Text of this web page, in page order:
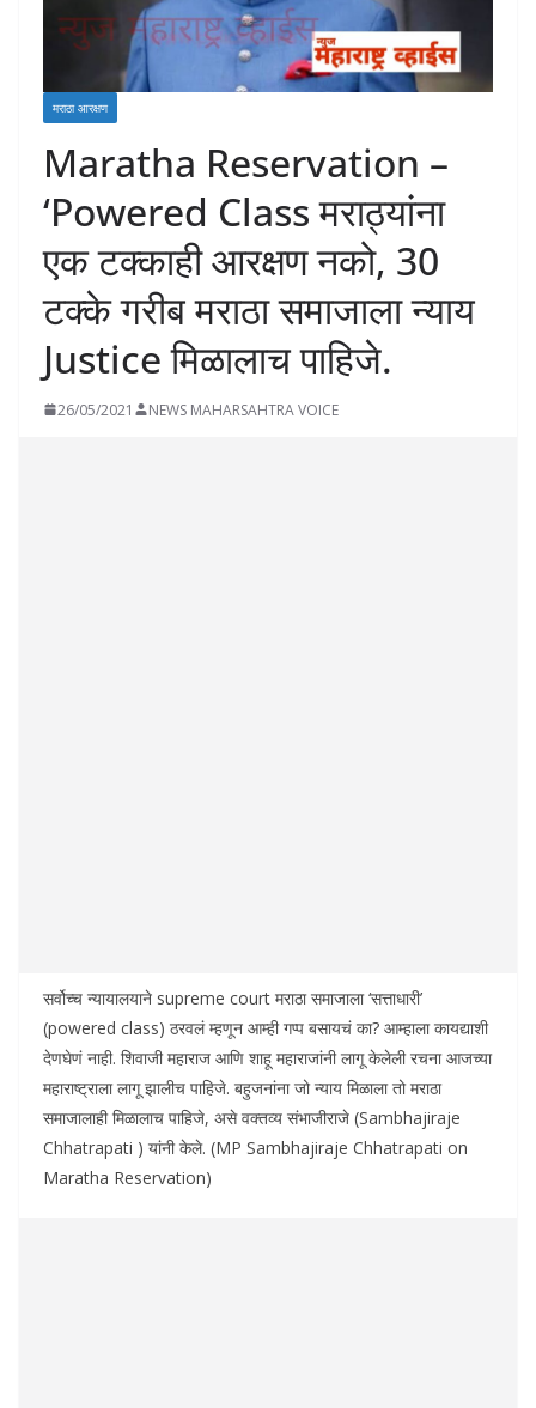
मराठा आरक्षण
Maratha Reservation –
‘Powered Class मराठ्यांना
एक टक्काही आरक्षण नको, 30
टक्के गरीब मराठा समाजाला न्याय
Justice मिळालाच पाहिजे.
26/05/2021 NEWS MAHARSAHTRA VOICE
सर्वोच्च न्यायालयाने supreme court मराठा समाजाला ‘सत्ताधारी’
(powered class) ठरवलं म्हणून आम्ही गप्प बसायचं का? आम्हाला कायद्याशी
देणघेणं नाही. शिवाजी महाराज आणि शाहू महाराजांनी लागू केलेली रचना आजच्या
महाराष्ट्राला लागू झालीच पाहिजे. बहुजनांना जो न्याय मिळाला तो मराठा
समाजालाही मिळालाच पाहिजे, असे वक्तव्य संभाजीराजे (Sambhajiraje
Chhatrapati ) यांनी केले. (MP Sambhajiraje Chhatrapati on
Maratha Reservation)